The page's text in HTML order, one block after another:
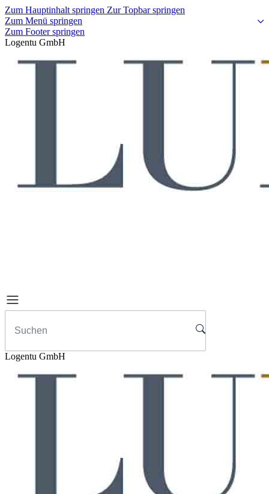
Zum Hauptinhalt springen Zur Topbar springen
Zum Menü springen
Zum Footer springen
Logentu GmbH
Logentu GmbH